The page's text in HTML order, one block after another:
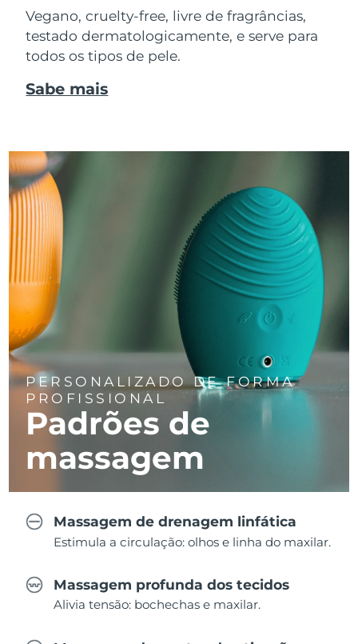
Vegano, cruelty-free, livre de fragrâncias,
testado dermatologicamente, e serve para
todos os tipos de pele.
Sabe mais
PERSONALIZADO DE FORMA
PROFISSIONAL
Padrões de
massagem
Massagem de drenagem linfática
Estimula a circulação: olhos e linha do maxilar.
Massagem profunda dos tecidos
Alivia tensão: bochechas e maxilar.